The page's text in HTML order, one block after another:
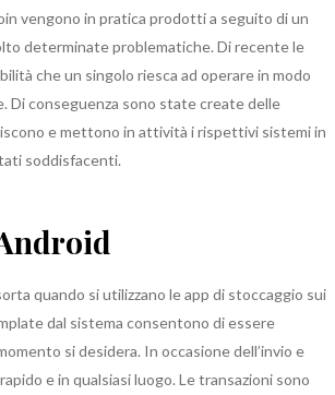
vengono in pratica prodotti a seguito di un
determinate problematiche. Di recente le
che un singolo riesca ad operare in modo
Di conseguenza sono state create delle
e mettono in attività i rispettivi sistemi in
soddisfacenti.
quando si utilizzano le app di stoccaggio sui
dal sistema consentono di essere
si desidera. In occasione dell’invio e
e in qualsiasi luogo. Le transazioni sono